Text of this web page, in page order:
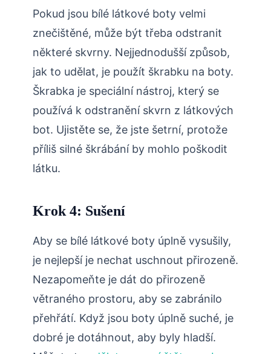
Pokud jsou bílé látkové boty velmi
znečištěné, může být třeba odstranit
některé skvrny. Nejjednodušší způsob,
jak to udělat, je použít škrabku na boty.
Škrabka je speciální nástroj, který se
používá k odstranění skvrn z látkových
bot. Ujistěte se, že jste šetrní, protože
příliš silné škrábání by mohlo poškodit
látku.
Krok 4: Sušení
Aby se bílé látkové boty úplně vysušily,
je nejlepší je nechat uschnout přirozeně.
Nezapomeňte je dát do přirozeně
větraného prostoru, aby se zabránilo
přehřátí. Když jsou boty úplně suché, je
dobré je dotáhnout, aby byly hladší.